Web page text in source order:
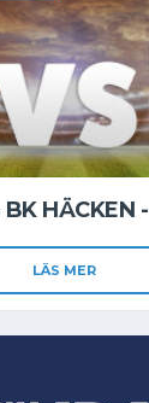
HÄCKEN -
LÄS MER